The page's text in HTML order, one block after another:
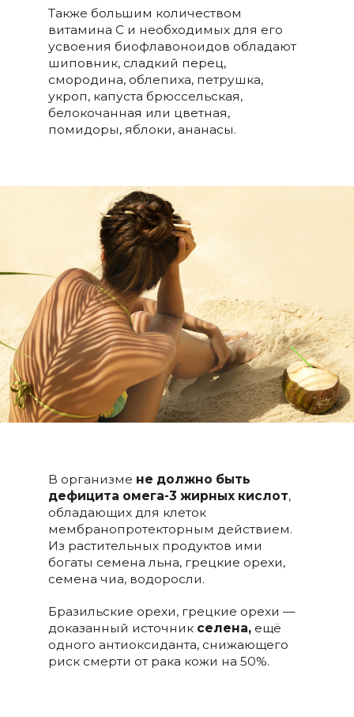
Также большим количеством
витамина С и необходимых для его
усвоения биофлавоноидов обладают
шиповник, сладкий перец,
смородина, облепиха, петрушка,
укроп, капуста брюссельская,
белокочанная или цветная,
помидоры, яблоки, ананасы.
В организме не должно быть
дефицита омега-3 жирных кислот,
обладающих для клеток
мембранопротекторным действием.
Из растительных продуктов ими
богаты семена льна, грецкие орехи,
семена чиа, водоросли.
Бразильские орехи, грецкие орехи —
доказанный источник селена,ещё
одного антиоксиданта, снижающего
риск смерти от рака кожи на 50%.